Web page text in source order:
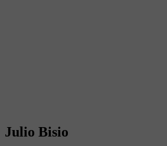
Julio Bisio